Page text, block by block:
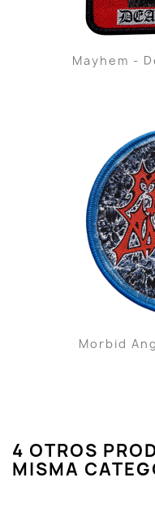
Mayhem -
Morbid
4 OTROS
MISMA